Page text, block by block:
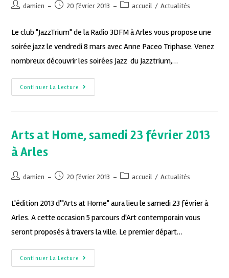
damien 20 février 2013 accueil / Actualités
Le club "JazzTrium" de la Radio 3DFM à Arles vous propose une
soirée jazz le vendredi 8 mars avec Anne Paceo Triphase. Venez
nombreux découvrir les soirées Jazz du Jazztrium,…
Continuer La Lecture
Arts at Home, samedi 23 février 2013
à Arles
damien 20 février 2013 accueil / Actualités
L'édition 2013 d'"Arts at Home" aura lieu le samedi 23 février à
Arles. A cette occasion 5 parcours d'Art contemporain vous
seront proposés à travers la ville. Le premier départ…
Continuer La Lecture